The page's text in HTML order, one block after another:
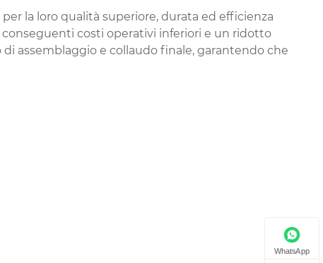
la loro qualità superiore, durata ed efficienza
costi operativi inferiori e un ridotto
assemblaggio e collaudo finale, garantendo che
WhatsApp